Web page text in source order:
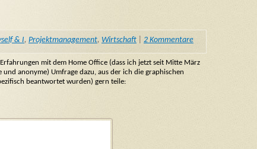
& I, Projektmanagement, Wirtschaft 2 Kommentare
mit dem Home Office (dass ich jetzt seit Mitte März
anonyme) Umfrage dazu, aus der ich die graphischen
beantwortet wurden) gern teile: